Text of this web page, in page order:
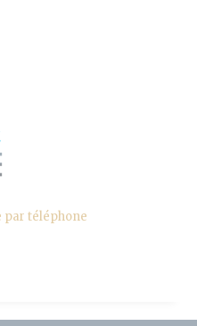
par téléphone